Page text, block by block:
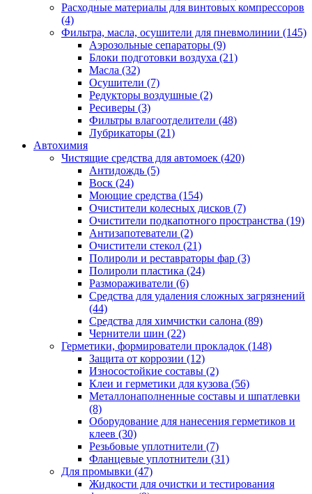
Расходные материалы для винтовых компрессоров
(4)
Фильтра, масла, осушители для пневмолинии (145)
Аэрозольные сепараторы (9)
Блоки подготовки воздуха (21)
Масла (32)
Осушители (7)
Редукторы воздушные (2)
Ресиверы (3)
Фильтры влагоотделители (48)
Лубрикаторы (21)
Автохимия
Чистящие средства для автомоек (420)
Антидождь (5)
Воск (24)
Моющие средства (154)
Очистители колесных дисков (7)
Очистители подкапотного пространства (19)
Антизапотеватели (2)
Очистители стекол (21)
Полироли и реставраторы фар (3)
Полироли пластика (24)
Размораживатели (6)
Средства для удаления сложных загрязнений
(44)
Средства для химчистки салона (89)
Чернители шин (22)
Герметики, формирователи прокладок (148)
Защита от коррозии (12)
Износостойкие составы (2)
Клеи и герметики для кузова (56)
Металлонаполненные составы и шпатлевки
(8)
Оборудование для нанесения герметиков и
клеев (30)
Резьбовые уплотнители (7)
Фланцевые уплотнители (31)
Для промывки (47)
Жидкости для очистки и тестирования